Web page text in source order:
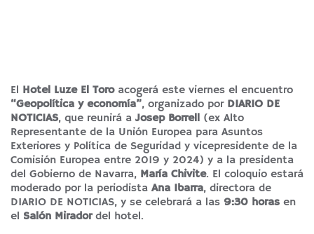
El Hotel Luze El Toro acogerá este viernes el encuentro
“Geopolítica y economía”, organizado por DIARIO DE
NOTICIAS, que reunirá a Josep Borrell (ex Alto
Representante de la Unión Europea para Asuntos
Exteriores y Política de Seguridad y vicepresidente de la
Comisión Europea entre 2019 y 2024) y a la presidenta
del Gobierno de Navarra, María Chivite. El coloquio estará
moderado por la periodista Ana Ibarra, directora de
DIARIO DE NOTICIAS, y se celebrará a las 9:30 horas en
el Salón Miradordel hotel.